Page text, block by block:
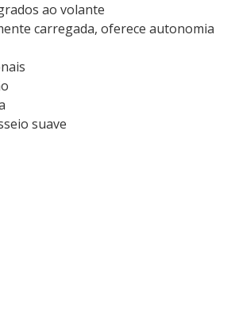
ao volante
carregada, oferece autonomia
suave